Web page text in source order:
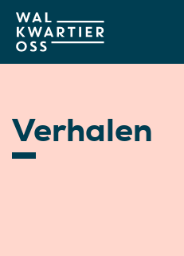
Verhalen